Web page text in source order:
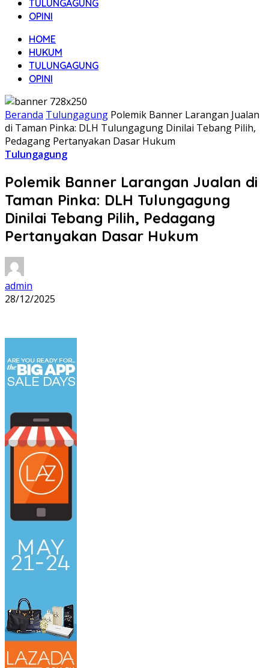
TULUNGAGUNG
OPINI
HOME
HUKUM
TULUNGAGUNG
OPINI
Beranda Tulungagung Polemik Banner Larangan Jualan
di Taman Pinka: DLH Tulungagung Dinilai Tebang Pilih,
Pedagang Pertanyakan Dasar Hukum
Tulungagung
Polemik Banner Larangan Jualan di
Taman Pinka: DLH Tulungagung
Dinilai Tebang Pilih, Pedagang
Pertanyakan Dasar Hukum
admin
28/12/2025